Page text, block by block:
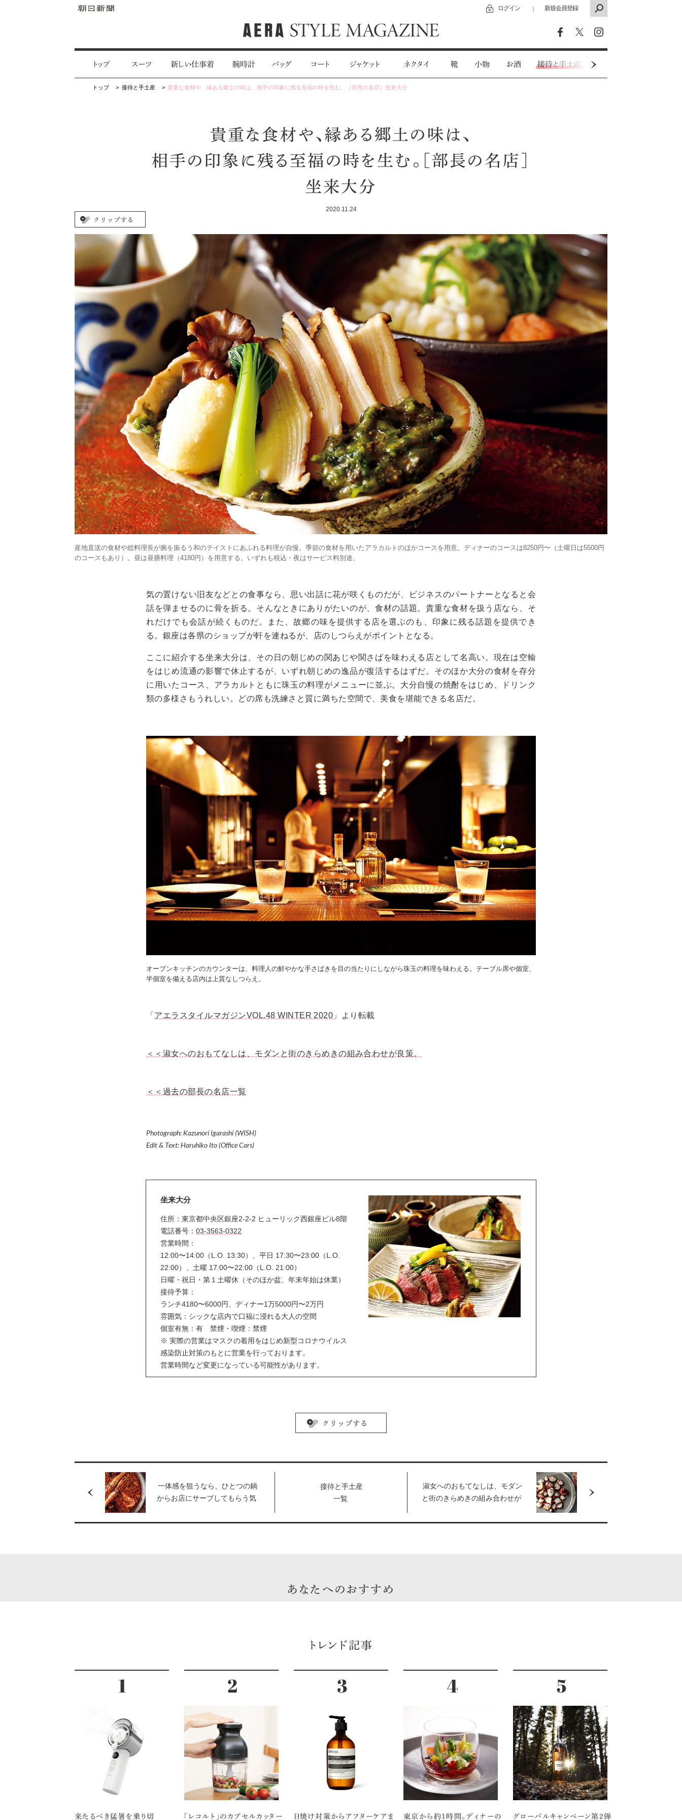
ログイン ｜ 新規会員登録
トップ スーツ 新しい仕事着 腕時計 バッグ コート ジャケット ネクタイ 靴 小物 お酒 接待と手土産
トップ 接待と手土産 貴重な食材や、縁ある郷土の味は、相手の印象に残る至福の時を生む。［部長の名店］坐来大分
貴重な食材や、縁ある郷土の味は、
相手の印象に残る至福の時を生む。［部長の名店］
坐来大分
2020.11.24
産地直送の食材や総料理長が腕を振るう和のテイストにあふれる料理が自慢。季節の食材を用いたアラカルトのほかコースを用意。ディナーのコースは8250円〜（土曜日は5500円
のコースもあり）。昼は昼膳料理（4180円）を用意する。いずれも税込・夜はサービス料別途。
気の置けない旧友などとの食事なら、思い出話に花が咲くものだが、ビジネスのパートナーとなると会
話を弾ませるのに骨を折る。そんなときにありがたいのが、食材の話題。貴重な食材を扱う店なら、そ
れだけでも会話が続くものだ。また、故郷の味を提供する店を選ぶのも、印象に残る話題を提供でき
る。銀座は各県のショップが軒を連ねるが、店のしつらえがポイントとなる。
ここに紹介する坐来大分は、その日の朝じめの関あじや関さばを味わえる店として名高い。現在は空輸
をはじめ流通の影響で休止するが、いずれ朝じめの逸品が復活するはずだ。そのほか大分の食材を存分
に用いたコース、アラカルトともに珠玉の料理がメニューに並ぶ。大分自慢の焼酎をはじめ、ドリンク
類の多様さもうれしい。どの席も洗練さと質に満ちた空間で、美食を堪能できる名店だ。
オープンキッチンのカウンターは、料理人の鮮やかな手さばきを目の当たりにしながら珠玉の料理を味わえる。テーブル席や個室、
半個室を備える店内は上質なしつらえ。
「 アエラスタイルマガジンVOL.48 WINTER 2020 」より転載
＜＜淑女へのおもてなしは、モダンと街のきらめきの組み合わせが良策。
＜＜過去の部長の名店一覧
Photograph: Kazunori Igarashi (WISH)
Edit & Text: Haruhiko Ito (Office Cars)
坐来大分
住所：東京都中央区銀座2-2-2 ヒューリック西銀座ビル8階
電話番号： 03-3563-0322
営業時間：
12:00〜14:00（L.O. 13:30）、平日 17:30〜23:00（L.O.
22:00）、土曜 17:00〜22:00（L.O. 21:00）
日曜・祝日・第１土曜休（そのほか盆、年末年始は休業）
接待予算：
ランチ4180〜6000円、ディナー1万5000円〜2万円
雰囲気：シックな店内で口福に浸れる大人の空間
個室有無：有 禁煙・喫煙：禁煙
※ 実際の営業はマスクの着用をはじめ新型コロナウイルス
感染防止対策のもとに営業を行っております。
営業時間など変更になっている可能性があります。
一体感を狙うなら、ひとつの鍋
からお店にサーブしてもらう気
リア ラ パンサ
接待と手土産
一覧
淑女へのおもてなしは、モダン
と街のきらめきの組み合わせが
APOLLO（アポロ）
あなたへのおすすめ
トレンド記事
来たるべき猛暑を乗り切 「レコルト」のカプセルカッター 日焼け対策からアフターケアま 東京から約1時間。ディナーの グローバルキャンペーン第2弾